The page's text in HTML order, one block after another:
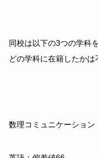
同校は以下の3つの学科
どの学科に在籍したかは
数理コミュニケーション